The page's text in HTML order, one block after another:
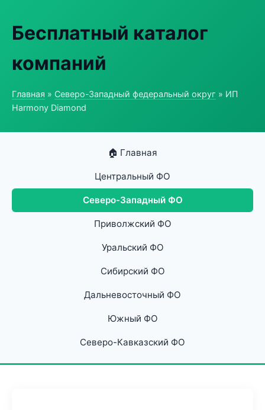
Бесплатный каталог
компаний
Главная » Северо-Западный федеральный округ » ИП
Harmony Diamond
🏠 Главная
Центральный ФО
Северо-Западный ФО
Приволжский ФО
Уральский ФО
Сибирский ФО
Дальневосточный ФО
Южный ФО
Северо-Кавказский ФО